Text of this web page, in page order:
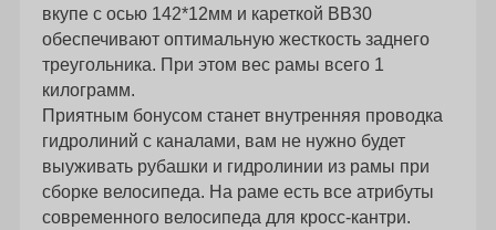
вкупе с осью 142*12мм и кареткой BB30
обеспечивают оптимальную жесткость заднего
треугольника. При этом вес рамы всего 1
килограмм.
Приятным бонусом станет внутренняя проводка
гидролиний с каналами, вам не нужно будет
выуживать рубашки и гидролинии из рамы при
сборке велосипеда. На раме есть все атрибуты
современного велосипеда для кросс-кантри.